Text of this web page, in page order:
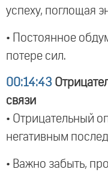
успеху, поглощая
• Постоянное
потере сил.
00:14:43
связи
• Отрицательный
негативным
• Важно забыть,